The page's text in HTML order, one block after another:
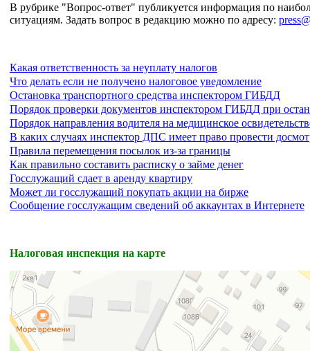
В рубрике "Вопрос-ответ" публикуется информация по
ситуациям. Задать вопрос в редакцию можно по адресу:
Какая ответственность за неуплату налогов
Что делать если не получено налоговое уведомление
Остановка транспортного средства инспектором ГИБДД
Порядок проверки документов инспектором ГИБДД при
Порядок направления водителя на медицинское
В каких случаях инспектор ДПС имеет право провести
Правила перемещения посылок из-за границы
Как правильно составить расписку о займе денег
Госслужащий сдает в аренду квартиру
Может ли госслужащий покупать акции на бирже
Сообщение госслужащим сведений об аккаунтах в Интернете
Налоговая инспекция на карте